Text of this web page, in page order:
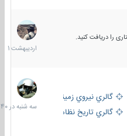
را دریافت کنید.
30
1401
گالري نيروي زميني
گالري تاریخ نظامی
سه
شنبه
در